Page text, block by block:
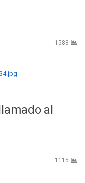
1588
al
1115